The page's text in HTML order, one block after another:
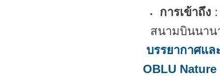
การเข้าถึง
สนามบินนาน
บรรยากาศแล
OBLU